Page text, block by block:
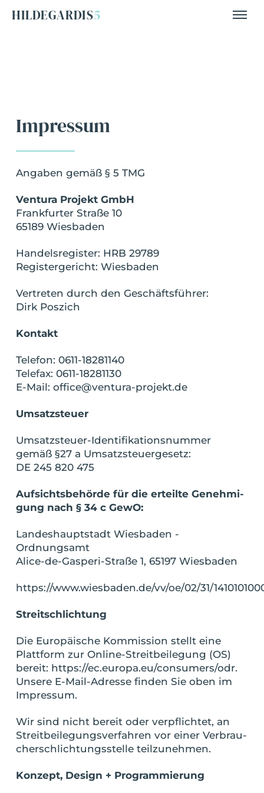
HILDEGARDIS5
Impres­sum
Anga­ben gemäß § 5 TMG
Ven­tura Pro­jekt GmbH
Frank­fur­ter Stra­ße 10
65189 Wiesbaden
Han­dels­re­gis­ter: HRB 29789
Regis­ter­ge­richt: Wiesbaden
Ver­tre­ten durch den Geschäftsführer:
Dirk Poszich
Kontakt
Tele­fon: 0611-18281140
Tele­fax: 0611-18281130
E-Mail: office@ventura-projekt.de
Umsatz­steu­er
Umsatz­steu­er-Iden­ti­fi­ka­ti­ons­num­mer
gemäß §27 a Umsatzsteuergesetz:
DE 245 820 475
Auf­sichts­be­hör­de für die erteil­te Geneh­mi­
gung nach § 34 c GewO:
Lan­des­haupt­stadt Wies­ba­den -
Ordnungsamt
Ali­ce-de-Gas­pe­ri-Stra­ße 1, 65197 Wiesbaden
https://www.wiesbaden.de/vv/oe/02/31/
Streit­schlich­tung
Die Euro­päi­sche Kom­mis­si­on stellt eine
Platt­form zur Online-Streit­bei­le­gung (OS)
bereit: https://ec.europa.eu/consumers/odr.
Unse­re E-Mail-Adres­se fin­den Sie oben im
Impressum.
Wir sind nicht bereit oder ver­pflich­tet, an
Streit­bei­le­gungs­ver­fah­ren vor einer Ver­brau­
cher­schlich­tungs­stel­le teilzunehmen.
Kon­zept, Design + Programmierung